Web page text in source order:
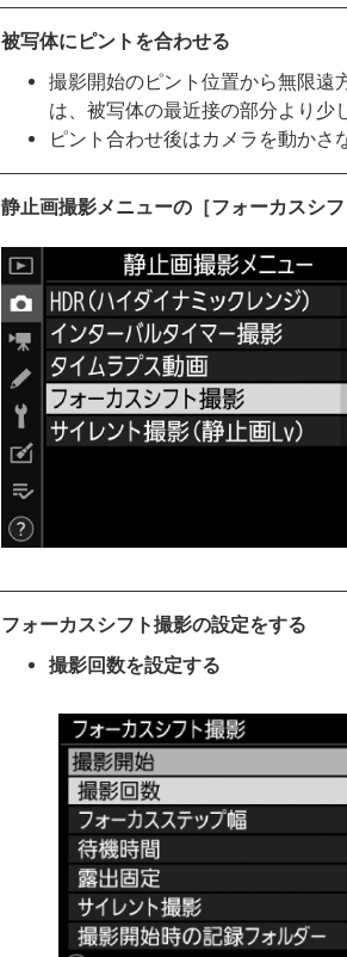
被写体にピントを合わせる
撮影開始のピント位置から無限遠
は、被写体の最近接の部分より少
ピント合わせ後はカメラを動かさ
静止画撮影メニューの［フォーカスシ
フォーカスシフト撮影の設定をする
撮影回数を設定する